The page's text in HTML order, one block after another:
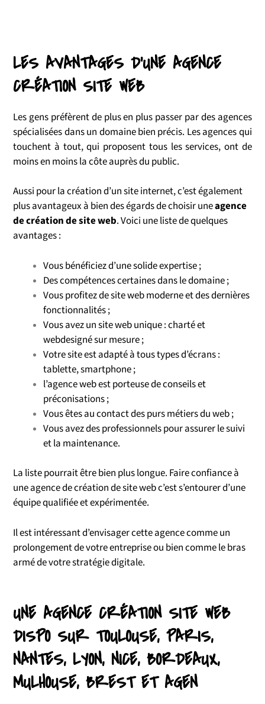
LES AVANTAGES D'UNE AGENCE
CRÉATION SITE WEB
Les gens préfèrent de plus en plus passer par des agences
spécialisées dans un domaine bien précis. Les agences qui
touchent à tout, qui proposent tous les services, ont de
moins en moins la côte auprès du public.
Aussi pour la création d’un site internet, c’est également
plus avantageux à bien des égards de choisir uneagence
de création de site web. Voici une liste de quelques
avantages :
Vous bénéficiez d’une solide expertise ;
Des compétences certaines dans le domaine ;
Vous profitez de site web moderne et des dernières
fonctionnalités ;
Vous avez un site web unique : charté et
webdesigné sur mesure ;
Votre site est adapté à tous types d’écrans :
tablette, smartphone ;
l’agence web est porteuse de conseils et
préconisations ;
Vous êtes au contact des purs métiers du web ;
Vous avez des professionnels pour assurer le suivi
et la maintenance.
La liste pourrait être bien plus longue. Faire confiance à
une agence de création de site web c’est s’entourer d’une
équipe qualifiée et expérimentée.
Il est intéressant d’envisager cette agence comme un
prolongement de votre entreprise ou bien comme le bras
armé de votre stratégie digitale.
UNE AGENCE CRÉATION SITE WEB
DISPO SUR TOULOUSE, PARIS,
NANTES, LYON, NICE, BORDEAUX,
MULHOUSE, BREST ET AGEN